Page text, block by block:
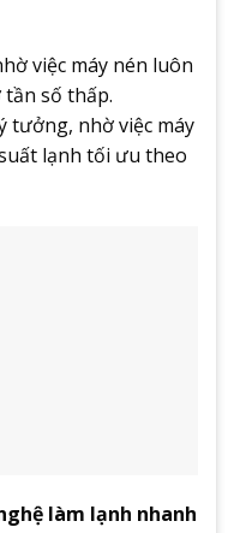
việc máy nén luôn
số thấp.
tưởng, nhờ việc máy
lạnh tối ưu theo
làm lạnh nhanh